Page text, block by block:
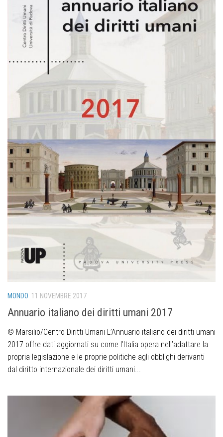
MONDO 11 NOVEMBRE 2017
Annuario italiano dei diritti umani 2017
© Marsilio/Centro Diritti Umani L’Annuario italiano dei diritti umani
2017 offre dati aggiornati su come l’Italia opera nell’adattare la
propria legislazione e le proprie politiche agli obblighi derivanti
dal diritto internazionale dei diritti umani...